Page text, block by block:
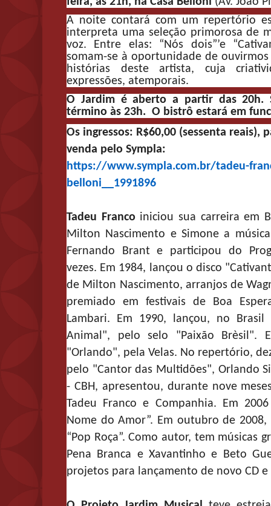
A noite contará com um repertório
interpreta uma seleção primorosa de
voz. Entre elas: “Nós dois”’e
somam-se à oportunidade de
histórias deste artista, cuja
expressões, atemporais.
O Jardim é aberto a partir das 20h.
término às 23h. O bistrô estará em
Os ingressos: R$60,00 (sessenta reais),
venda pelo Sympla:
https://www.sympla.com.br/tadeu-
belloni__1991896
Tadeu Franco iniciou sua carreira em
Milton Nascimento e Simone a
Fernando Brant e participou do
vezes. Em 1984, lançou o disco
de Milton Nascimento, arranjos de
premiado em festivais de Boa
Lambari. Em 1990, lançou, no
Animal", pelo selo "Paixão Brèsil".
"Orlando", pela Velas. No repertório,
pelo "Cantor das Multidões", Orlando
- CBH, apresentou, durante nove
Tadeu Franco e Companhia. Em
Nome do Amor”. Em outubro de
“Pop Roça”. Como autor, tem músicas
Pena Branca e Xavantinho e Beto
projetos para lançamento de novo CD e